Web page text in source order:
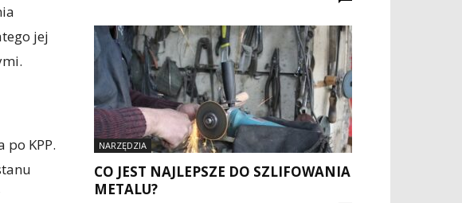
jej
KPP.
NARZĘDZIA
CO JEST NAJLEPSZE DO SZLIFOWANIA
METALU?